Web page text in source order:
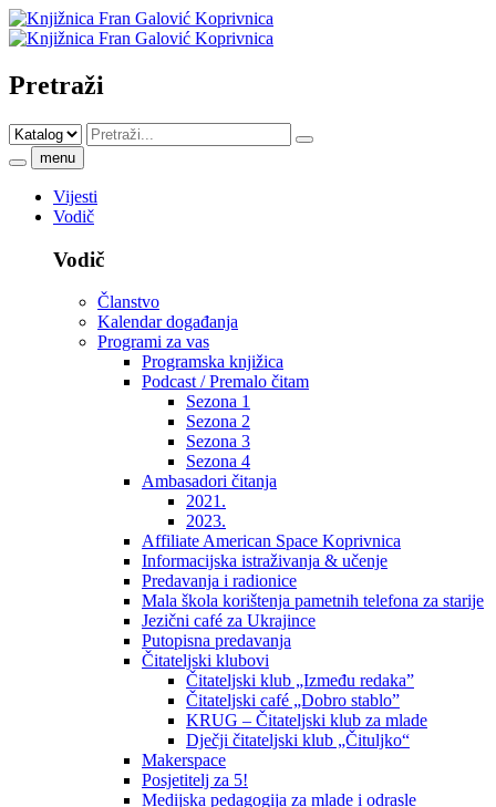
Pretraži
menu
Vijesti
Vodič
Vodič
Članstvo
Kalendar događanja
Programi za vas
Programska knjižica
Podcast / Premalo čitam
Sezona 1
Sezona 2
Sezona 3
Sezona 4
Ambasadori čitanja
2021.
2023.
Affiliate American Space Koprivnica
Informacijska istraživanja & učenje
Predavanja i radionice
Mala škola korištenja pametnih telefona za starije
Jezični café za Ukrajince
Putopisna predavanja
Čitateljski klubovi
Čitateljski klub „Između redaka”
Čitateljski café „Dobro stablo”
KRUG – Čitateljski klub za mlade
Dječji čitateljski klub „Čituljko“
Makerspace
Posjetitelj za 5!
Medijska pedagogija za mlade i odrasle